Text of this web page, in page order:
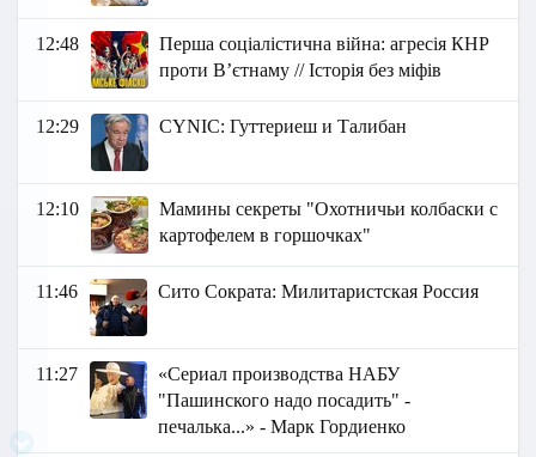
12:48
Перша соціалістична війна: агресія КНР
проти В’єтнаму // Історія без міфів
12:29 СYNIC: Гуттериеш и Талибан
12:10
Мамины секреты "Охотничьи колбаски с
картофелем в горшочках"
11:46 Сито Сократа: Милитаристская Россия
11:27
«Сериал производства НАБУ
"Пашинского надо посадить" -
печалька...» - Марк Гордиенко